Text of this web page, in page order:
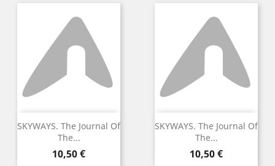
SKYWAYS. The Journal Of
The...
Preu
10,50 €
SKYWAYS. The Journal Of
The...
Preu
10,50 €